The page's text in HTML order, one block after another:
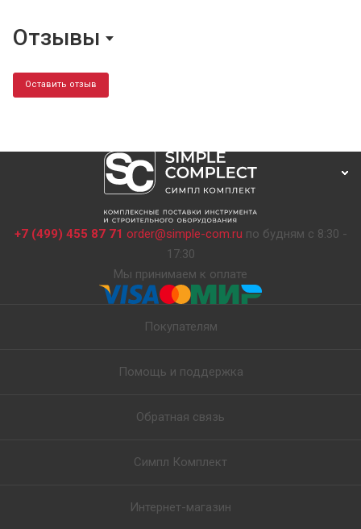
Отзывы
Оставить отзыв
+7 (499) 455 87 71 order@simple-com.ru по будням с 8:30 -
17:30
Мы принимаем к оплате
Покупателям
Помощь и поддержка
Обратная связь
Симпл Комплект
Интернет-магазин